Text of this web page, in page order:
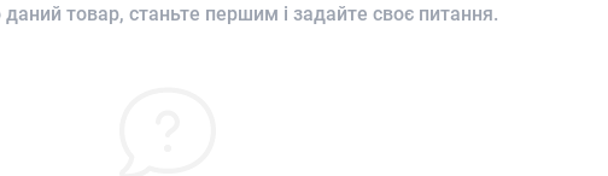
товар, станьте першим і задайте своє питання.